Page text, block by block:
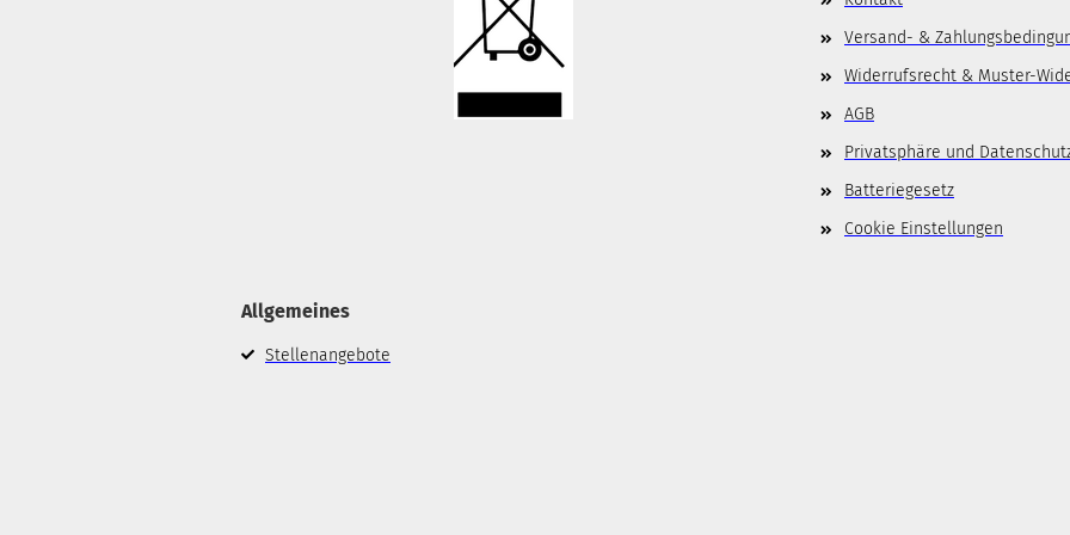
Versand- &
Widerrufsrecht & Muster-
AGB
Privatsphäre und
Batteriegesetz
Cookie Einstellungen
Allgemeines
Stellenangebote